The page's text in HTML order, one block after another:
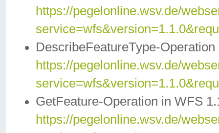
https://pegelonline.wsv.de/
DescribeFeatureType-
https://pegelonline.wsv.de/
GetFeature-Operation in WFS
https://pegelonline.wsv.de/